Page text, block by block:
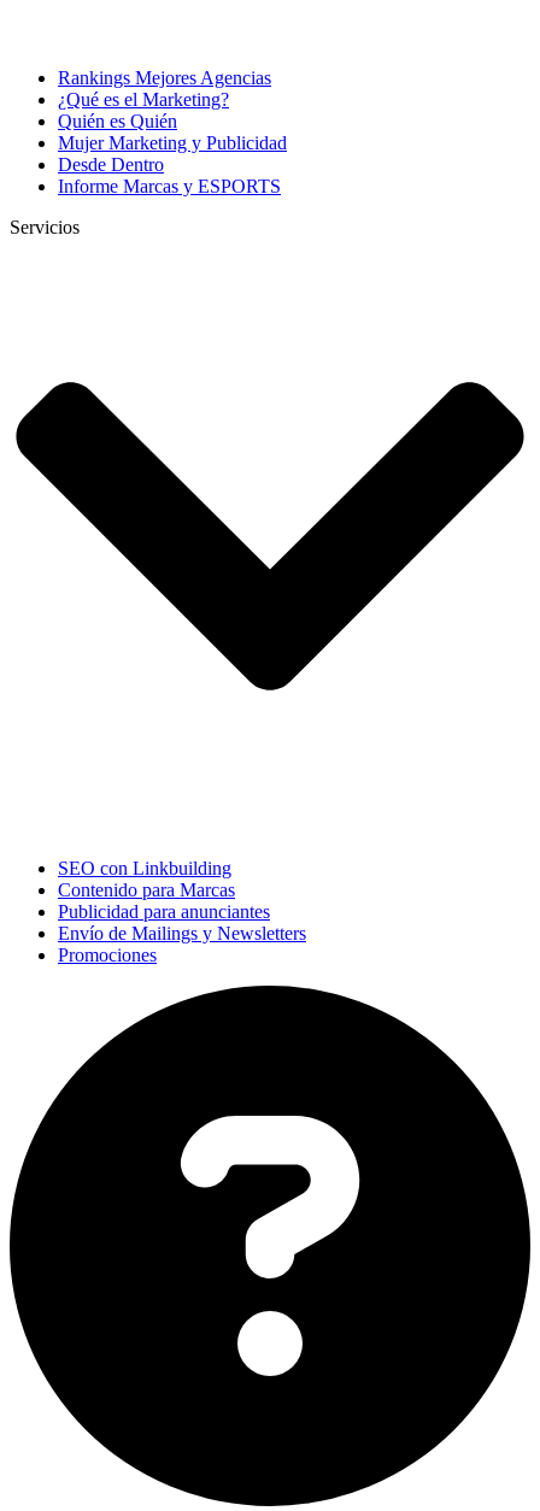
Rankings Mejores Agencias
¿Qué es el Marketing?
Quién es Quién
Mujer Marketing y Publicidad
Desde Dentro
Informe Marcas y ESPORTS
Servicios
SEO con Linkbuilding
Contenido para Marcas
Publicidad para anunciantes
Envío de Mailings y Newsletters
Promociones